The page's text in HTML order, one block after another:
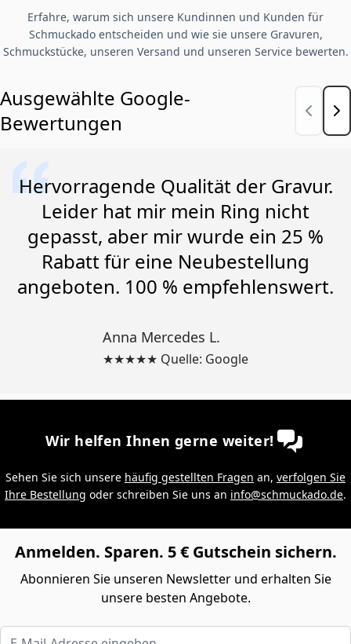
Erfahre, warum sich unsere Kundinnen und Kunden für
Schmuckado entscheiden und wie sie unsere Gravuren,
Schmuckstücke, unseren Versand und unseren Service bewerten.
Ausgewählte Google-
Bewertungen
Hervorragende Qualität der Gravur.
Leider hat mir mein Ring nicht
gepasst, aber mir wurde ein 25 %
Rabatt für eine Neubestellung
angeboten. 100 % empfehlenswert.
Anna Mercedes L.
★★★★★ Quelle: Google
Wir helfen Ihnen gerne weiter!
Sehen Sie sich unsere häufig gestellten Fragen an, verfolgen Sie
Ihre Bestellung oder schreiben Sie uns an info@schmuckado.de.
Anmelden. Sparen. 5 € Gutschein sichern.
Abonnieren Sie unseren Newsletter und erhalten Sie
unsere besten Angebote.
E-Mail-Adresse eingeben